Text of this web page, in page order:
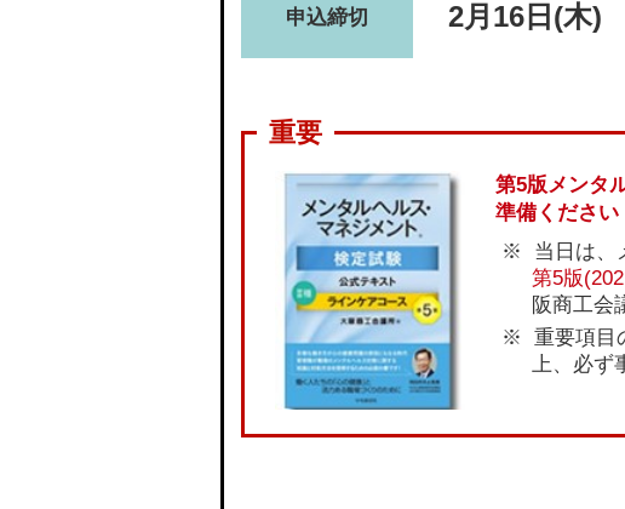
申込締切 2月16日(木)
第5版メンタ
準備ください
当日は、
第5版
阪商工会
重要項目
上、必ず